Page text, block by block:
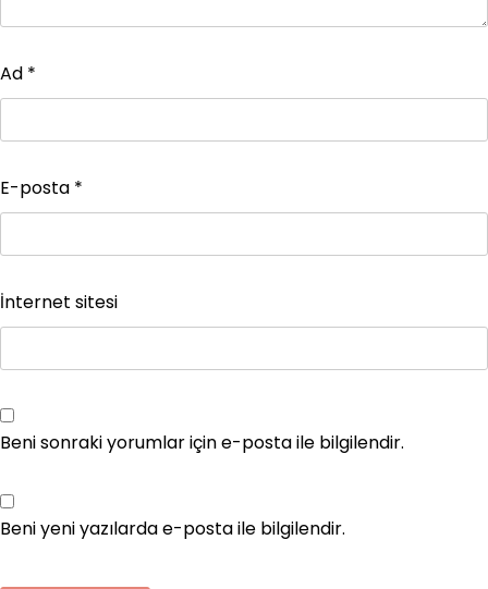
Ad *
E-posta *
İnternet sitesi
Beni sonraki yorumlar için e-posta ile bilgilendir.
Beni yeni yazılarda e-posta ile bilgilendir.